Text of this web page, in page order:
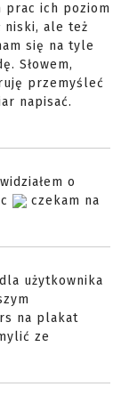
prac ich poziom
niski, ale też
się na tyle
Słowem,
przemyśleć
napisać.
o
czekam na
użytkownika
na plakat
ze